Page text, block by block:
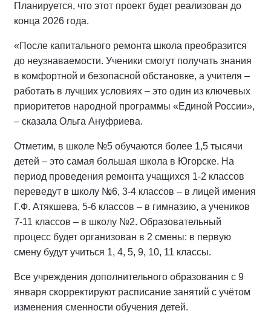
Планируется, что этот проект будет реализован до
конца 2026 года.
«После капитального ремонта школа преобразится
до неузнаваемости. Ученики смогут получать знания
в комфортной и безопасной обстановке, а учителя –
работать в лучших условиях – это один из ключевых
приоритетов народной программы «Единой России»,
– сказала Ольга Ануфриева.
Отметим, в школе №5 обучаются более 1,5 тысячи
детей – это самая большая школа в Югорске. На
период проведения ремонта учащихся 1-2 классов
переведут в школу №6, 3-4 классов – в лицей имения
Г.Ф. Атякшева, 5-6 классов – в гимназию, а учеников
7-11 классов – в школу №2. Образовательный
процесс будет организован в 2 смены: в первую
смену будут учиться 1, 4, 5, 9, 10, 11 классы.
Все учреждения дополнительного образования с 9
января скорректируют расписание занятий с учётом
изменения сменности обучения детей.